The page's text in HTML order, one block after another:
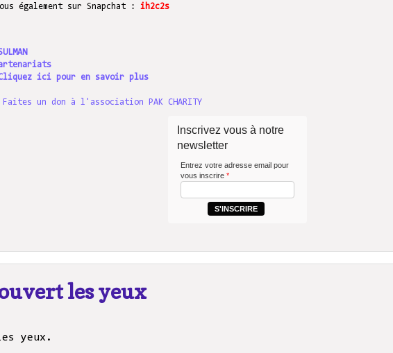
également sur Snapchat : ih2c2s
ici pour en savoir plus
Faites un don à l'association PAK CHARITY
Inscrivez vous à notre
newsletter
Entrez votre adresse email pour
vous inscrire *
S'INSCRIRE
les yeux
yeux.